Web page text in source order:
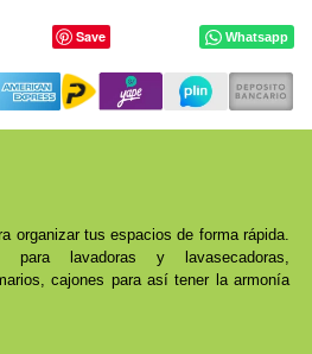
Save Whatsapp
organizar tus espacios de forma rápida.
para lavadoras y lavasecadoras,
cajones para así tener la armonía